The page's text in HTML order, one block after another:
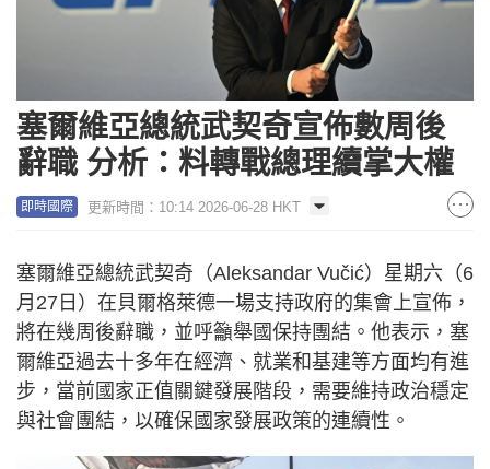
塞爾維亞總統武契奇宣佈數周後
辭職 分析：料轉戰總理續掌大權
即時國際 更新時間：10:14 2026-06-28 HKT
塞爾維亞總統武契奇（Aleksandar Vučić）星期六（6
月27日）在貝爾格萊德一場支持政府的集會上宣佈，
將在幾周後辭職，並呼籲舉國保持團結。他表示，塞
爾維亞過去十多年在經濟、就業和基建等方面均有進
步，當前國家正值關鍵發展階段，需要維持政治穩定
與社會團結，以確保國家發展政策的連續性。